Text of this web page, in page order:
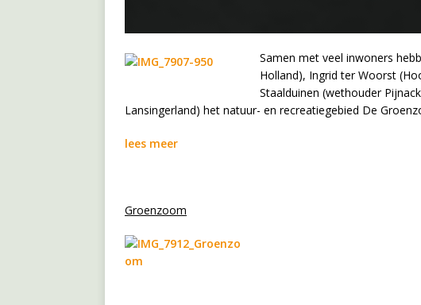
Samen met veel inwoners
Holland), Ingrid ter Woorst
Staalduinen (wethouder
Lansingerland) het natuur- en recreatiegebied De
lees meer
Groenzoom